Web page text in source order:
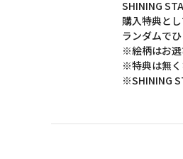
SHINING
購入特典と
ランダムで
※絵柄はお選
※特典は無く
※SHINING